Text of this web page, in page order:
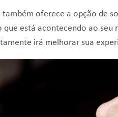
também oferece a opção de
está acontecendo ao seu
irá melhorar sua